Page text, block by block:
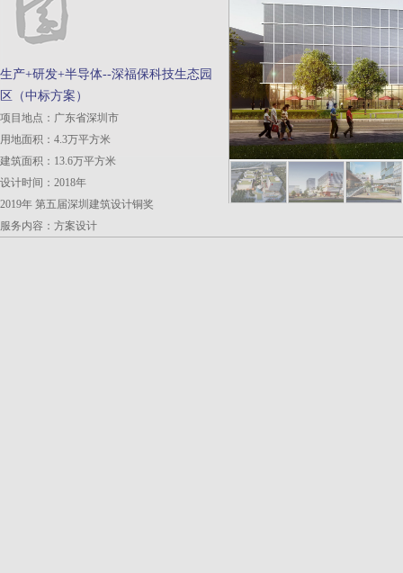
生产+研发+半导体--深福保科技生态园
区（中标方案）
项目地点：广东省深圳市
用地面积：4.3万平方米
建筑面积：13.6万平方米
设计时间：2018年
2019年 第五届深圳建筑设计铜奖
服务内容：方案设计